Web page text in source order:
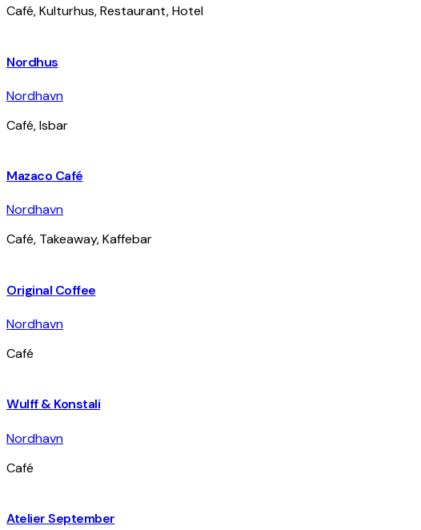
Café, Kulturhus, Restaurant, Hotel
Nordhus
Nordhavn
Café, Isbar
Mazaco Café
Nordhavn
Café, Takeaway, Kaffebar
Original Coffee
Nordhavn
Café
Wulff & Konstali
Nordhavn
Café
Atelier September